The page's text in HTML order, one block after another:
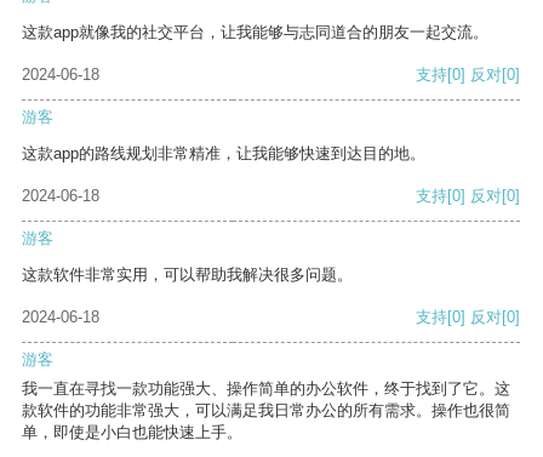
这款app就像我的社交平台，让我能够与志同道合的朋友一起交流。
2024-06-18 支持[0] 反对[0]
游客
这款app的路线规划非常精准，让我能够快速到达目的地。
2024-06-18 支持[0] 反对[0]
游客
这款软件非常实用，可以帮助我解决很多问题。
2024-06-18 支持[0] 反对[0]
游客
我一直在寻找一款功能强大、操作简单的办公软件，终于找到了它。这
款软件的功能非常强大，可以满足我日常办公的所有需求。操作也很简
单，即使是小白也能快速上手。